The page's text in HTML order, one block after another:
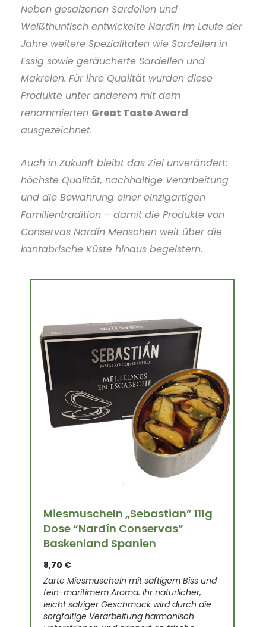
Neben gesalzenen Sardellen und
Weißthunfisch entwickelte Nardín im Laufe der
Jahre weitere Spezialitäten wie Sardellen in
Essig sowie geräucherte Sardellen und
Makrelen. Für ihre Qualität wurden diese
Produkte unter anderem mit dem
renommierten Great Taste Award
ausgezeichnet.
Auch in Zukunft bleibt das Ziel unverändert:
höchste Qualität, nachhaltige Verarbeitung
und die Bewahrung einer einzigartigen
Familientradition – damit die Produkte von
Conservas Nardín Menschen weit über die
kantabrische Küste hinaus begeistern.
Miesmuscheln „Sebastian” 111g
Dose “Nardín Conservas”
Baskenland Spanien
8,70 €
Zarte Miesmuscheln mit saftigem Biss und
fein-maritimem Aroma. Ihr natürlicher,
leicht salziger Geschmack wird durch die
sorgfältige Verarbeitung harmonisch